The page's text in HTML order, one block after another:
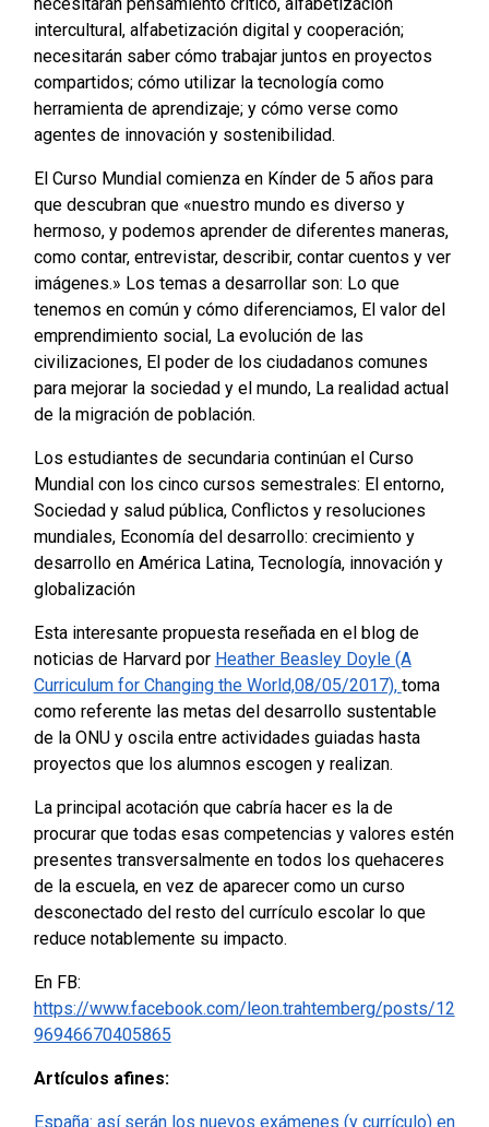
intercultural, alfabetización digital y cooperación;
necesitarán saber cómo trabajar juntos en proyectos
compartidos; cómo utilizar la tecnología como
herramienta de aprendizaje; y cómo verse como
agentes de innovación y sostenibilidad.
El Curso Mundial comienza en Kínder de 5 años para
que descubran que «nuestro mundo es diverso y
hermoso, y podemos aprender de diferentes maneras,
como contar, entrevistar, describir, contar cuentos y ver
imágenes.» Los temas a desarrollar son: Lo que
tenemos en común y cómo diferenciamos, El valor del
emprendimiento social, La evolución de las
civilizaciones, El poder de los ciudadanos comunes
para mejorar la sociedad y el mundo, La realidad actual
de la migración de población.
Los estudiantes de secundaria continúan el Curso
Mundial con los cinco cursos semestrales: El entorno,
Sociedad y salud pública, Conflictos y resoluciones
mundiales, Economía del desarrollo: crecimiento y
desarrollo en América Latina, Tecnología, innovación y
globalización
Esta interesante propuesta reseñada en el blog de
noticias de Harvard por Heather Beasley Doyle (A
Curriculum for Changing the World,08/05/2017), toma
como referente las metas del desarrollo sustentable
de la ONU y oscila entre actividades guiadas hasta
proyectos que los alumnos escogen y realizan.
La principal acotación que cabría hacer es la de
procurar que todas esas competencias y valores estén
presentes transversalmente en todos los quehaceres
de la escuela, en vez de aparecer como un curso
desconectado del resto del currículo escolar lo que
reduce notablemente su impacto.
En FB:
https://www.facebook.com/leon.trahtemberg/posts/12
96946670405865
Artículos afines:
España: así serán los nuevos exámenes (y currículo) en